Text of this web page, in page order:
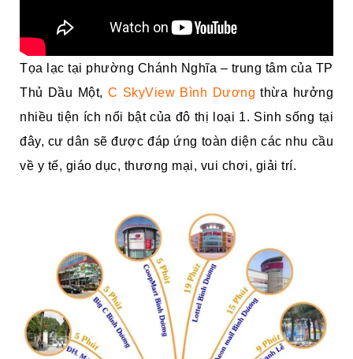
Tọa lạc tại phường Chánh Nghĩa – trung tâm của TP
Thủ Dầu Một, C SkyView Bình Dương thừa hưởng
nhiều tiện ích nổi bật của đô thị loại 1. Sinh sống tại
đây, cư dân sẽ được đáp ứng toàn diện các nhu cầu
về y tế, giáo dục, thương mại, vui chơi, giải trí.